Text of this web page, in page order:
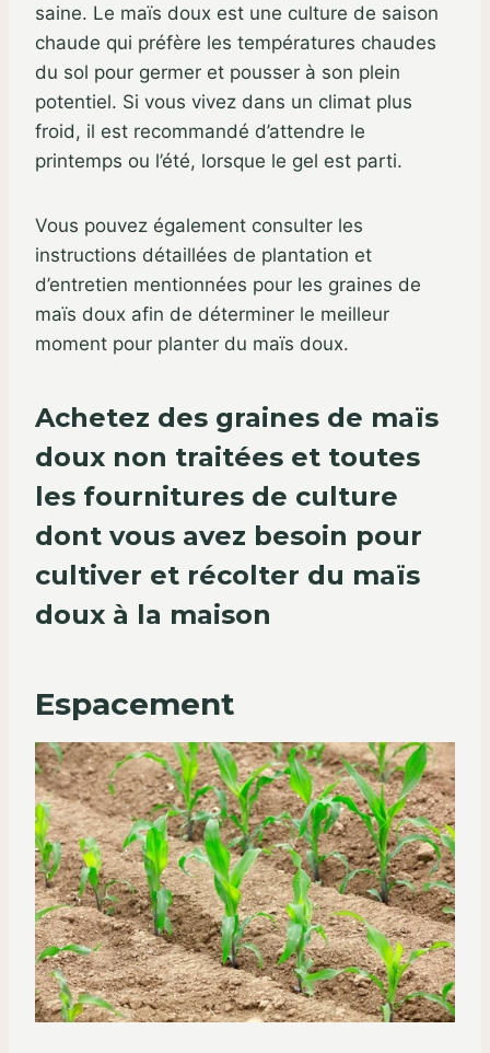
saine. Le maïs doux est une culture de saison
chaude qui préfère les températures chaudes
du sol pour germer et pousser à son plein
potentiel. Si vous vivez dans un climat plus
froid, il est recommandé d’attendre le
printemps ou l’été, lorsque le gel est parti.
Vous pouvez également consulter les
instructions détaillées de plantation et
d’entretien mentionnées pour les graines de
maïs doux afin de déterminer le meilleur
moment pour planter du maïs doux.
Achetez des graines de maïs
doux non traitées et toutes
les fournitures de culture
dont vous avez besoin pour
cultiver et récolter du maïs
doux à la maison
Espacement